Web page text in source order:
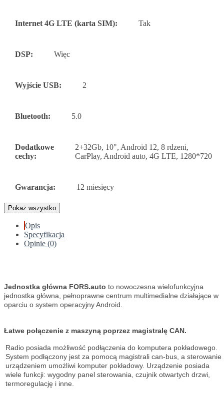
Internet 4G LTE (karta SIM): Tak
DSP: Więc
Wyjście USB: 2
Bluetooth: 5.0
Dodatkowe
cechy:
2+32Gb, 10", Android 12, 8 rdzeni,
CarPlay, Android auto, 4G LTE, 1280*720
Gwarancja: 12 miesięcy
Pokaż wszystko
Opis
Specyfikacja
Opinie (0)
Jednostka główna FORS.auto to nowoczesna wielofunkcyjna
jednostka główna, pełnoprawne centrum multimedialne działające w
oparciu o system operacyjny Android.
Łatwe połączenie z maszyną poprzez magistralę CAN.
Radio posiada możliwość podłączenia do komputera pokładowego.
System podłączony jest za pomocą magistrali can-bus, a sterowanie
urządzeniem umożliwi komputer pokładowy. Urządzenie posiada
wiele funkcji: wygodny panel sterowania, czujnik otwartych drzwi,
termoregulację i inne.